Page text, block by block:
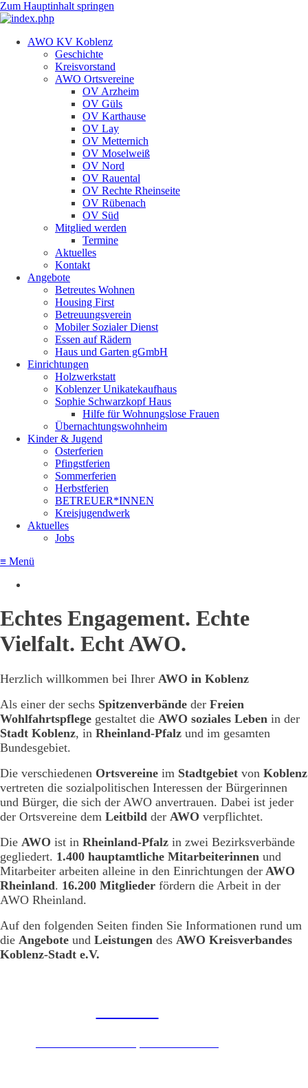
Zum Hauptinhalt springen
AWO KV Koblenz
Geschichte
Kreisvorstand
AWO Ortsvereine
OV Arzheim
OV Güls
OV Karthause
OV Lay
OV Metternich
OV Moselweiß
OV Nord
OV Rauental
OV Rechte Rheinseite
OV Rübenach
OV Süd
Mitglied werden
Termine
Aktuelles
Kontakt
Angebote
Betreutes Wohnen
Housing First
Betreuungsverein
Mobiler Sozialer Dienst
Essen auf Rädern
Haus und Garten gGmbH
Einrichtungen
Holzwerkstatt
Koblenzer Unikatekaufhaus
Sophie Schwarzkopf Haus
Hilfe für Wohnungslose Frauen
Übernachtungswohnheim
Kinder & Jugend
Osterferien
Pfingstferien
Sommerferien
Herbstferien
BETREUER*INNEN
Kreisjugendwerk
Aktuelles
Jobs
≡ Menü
Echtes Engagement. Echte
Vielfalt. Echt AWO.
Herzlich willkommen bei Ihrer AWO in Koblenz
Als einer der sechs Spitzenverbände der Freien
Wohlfahrtspflege gestaltet die AWO soziales Leben in der
Stadt Koblenz, in Rheinland-Pfalz und im gesamten
Bundesgebiet.
Die verschiedenen Ortsvereine im Stadtgebiet von Koblenz
vertreten die sozialpolitischen Interessen der Bürgerinnen
und Bürger, die sich der AWO anvertrauen. Dabei ist jeder
der Ortsvereine dem Leitbild der AWO verpflichtet.
Die AWO ist in Rheinland-Pfalz in zwei Bezirksverbände
gegliedert. 1.400 hauptamtliche Mitarbeiterinnen und
Mitarbeiter arbeiten alleine in den Einrichtungen der AWO
Rheinland. 16.200 Mitglieder fördern die Arbeit in der
AWO Rheinland.
Auf den folgenden Seiten finden Sie Informationen rund um
die Angebote und Leistungen des AWO Kreisverbandes
Koblenz-Stadt e.V.